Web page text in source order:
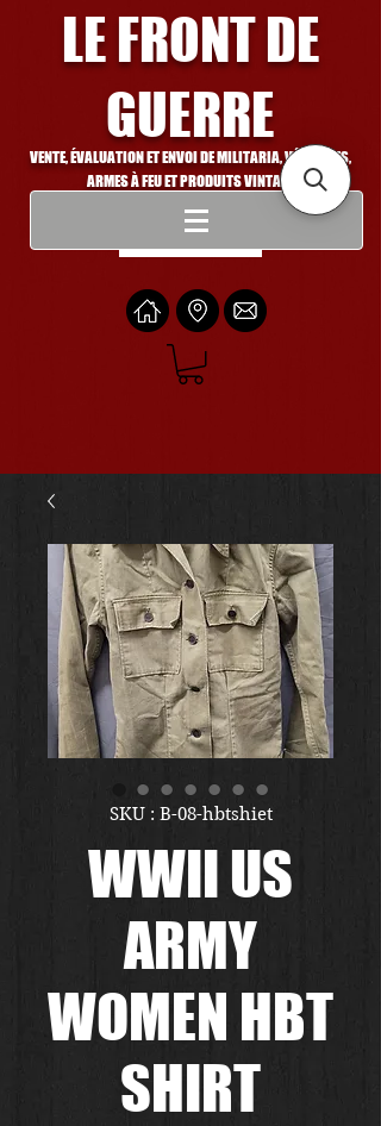
LE FRONT DE
GUERRE
VENTE, ÉVALUATION ET ENVOI DE MILITARIA, VÉHICULES,
ARMES À FEU ET PRODUITS VINTAGE
Se connecter
SKU : B-08-hbtshiet
WWII US
ARMY
WOMEN HBT
SHIRT